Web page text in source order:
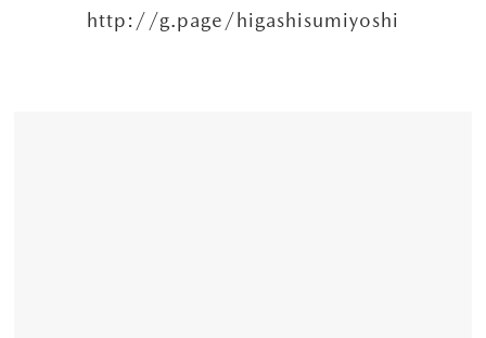
http://g.page/higashisumiyoshi